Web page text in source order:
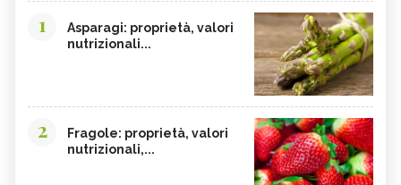
1
Asparagi: proprietà, valori
nutrizionali...
2
Fragole: proprietà, valori
nutrizionali,...